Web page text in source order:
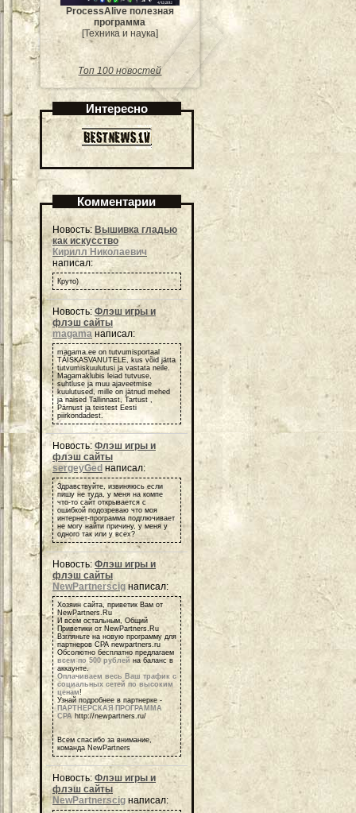
ProcessAlive полезная
программа
[Техника и наука]
Топ 100 новостей
Интересно
Комментарии
Новость: Вышивка гладью
как искусство
Кирилл Николаевич
написал:
Круто)
Новость:Флэш игры и
флэш сайты
magama написал:
magama.ee on tutvumisportaal
TÄISKASVANUTELE, kus võid jätta
tutvumiskuulutusi ja vastata neile.
Magamaklubis leiad tutvuse,
suhtluse ja muu ajaveetmise
kuulutused, mille on jätnud mehed
ja naised Tallinnast, Tartust ,
Pärnust ja teistest Eesti
piirkondadest.
Новость: Флэш игры и
флэш сайты
sergeyGed написал:
Здравствуйте, извиняюсь если
пишу не туда, у меня на компе
что-то сайт открывается с
ошибкой подозреваю что моя
интернет-программа подглючивает
не могу найти причину, у меня у
одного так или у всех?
Новость: Флэш игры и
флэш сайты
NewPartnerscig написал:
Хозяин сайта, приветик Вам от
NewPartners.Ru
И всем остальным, Общий
Приветики от NewPartners.Ru
Взгляньте на новую программу для
партнеров СРА newpartners.ru
Обсолютно бесплатно предлагаем
всем по 500 рублей на баланс в
аккаунте.
Оплачиваем весь Ваш трафик с
социальных сетей по высоким
ценам!
Узнай подробнее в партнерке -
ПАРТНЕРСКАЯ ПРОГРАММА
СРА http://newpartners.ru/
Всем спасибо за внимание,
команда NewPartners
Новость: Флэш игры и
флэш сайты
NewPartnerscig написал: